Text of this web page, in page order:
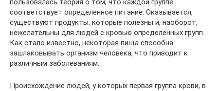
пользовалась теория о том, что каждой группе
соответствует определенное питание. Оказывается,
существуют продукты, которые полезны и, наоборот,
нежелательны для людей с кровью определенных групп.
Как стало известно, некоторая пища способна
зашлаковывать организм человека, что приводит к
различным заболеваниям.
Происхождение людей, у которых первая группа крови, в